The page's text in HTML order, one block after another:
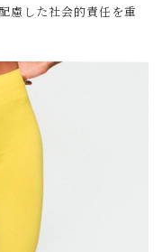
慮した社会的責任を重